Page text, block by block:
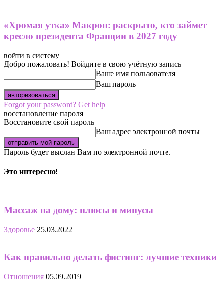
«Хромая утка» Макрон: раскрыто, кто займет
кресло президента Франции в 2027 году
войти в систему
Добро пожаловать! Войдите в свою учётную запись
Ваше имя пользователя
Ваш пароль
Forgot your password? Get help
восстановление пароля
Восстановите свой пароль
Ваш адрес электронной почты
Пароль будет выслан Вам по электронной почте.
Это интересно!
Массаж на дому: плюсы и минусы
Здоровье 25.03.2022
Как правильно делать фистинг: лучшие техники
Отношения 05.09.2019